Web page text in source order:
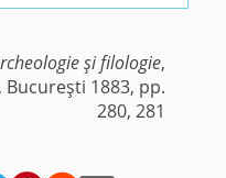
şi filologie,
1883, pp.
280, 281